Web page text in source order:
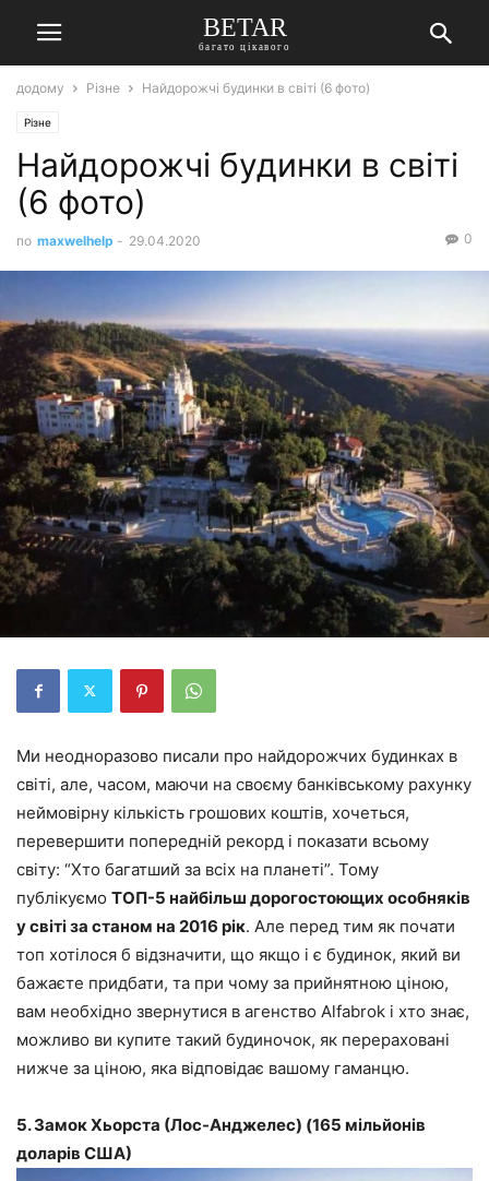
BETAR
багато цікавого
додому Різне Найдорожчі будинки в світі (6 фото)
Різне
Найдорожчі будинки в світі
(6 фото)
по maxwelhelp - 29.04.2020 0
Ми неодноразово писали про найдорожчих будинках в
світі, але, часом, маючи на своєму банківському рахунку
неймовірну кількість грошових коштів, хочеться,
перевершити попередній рекорд і показати всьому
світу: “Хто багатший за всіх на планеті”. Тому
публікуємо ТОП-5 найбільш дорогостоющих особняків
у світі за станом на 2016 рік. Але перед тим як почати
топ хотілося б відзначити, що якщо і є будинок, який ви
бажаєте придбати, та при чому за прийнятною ціною,
вам необхідно звернутися в агенство Alfabrok і хто знає,
можливо ви купите такий будиночок, як перераховані
нижче за ціною, яка відповідає вашому гаманцю.
5. Замок Хьорста (Лос-Анджелес) (165 мільйонів
доларів США)